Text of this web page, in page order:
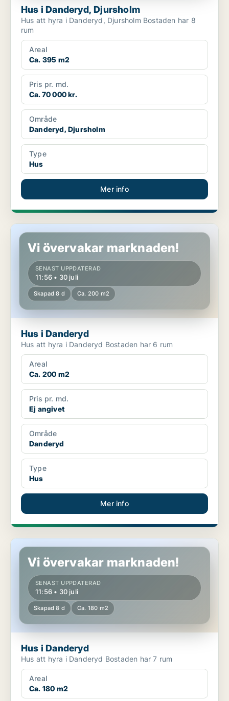
Hus i Danderyd, Djursholm
Hus att hyra i Danderyd, Djursholm Bostaden har 8
rum
Areal
Ca. 395 m2
Pris pr. md.
Ca. 70 000 kr.
Område
Danderyd, Djursholm
Type
Hus
Mer info
Hus i Danderyd
Vi övervakar marknaden!
SENAST UPPDATERAD
11:56 • 30 juli
Skapad 8 d Ca. 200 m2
Hus i Danderyd
Hus att hyra i Danderyd Bostaden har 6 rum
Areal
Ca. 200 m2
Pris pr. md.
Ej angivet
Område
Danderyd
Type
Hus
Mer info
Hus i Danderyd
Vi övervakar marknaden!
SENAST UPPDATERAD
11:56 • 30 juli
Skapad 8 d Ca. 180 m2
Hus i Danderyd
Hus att hyra i Danderyd Bostaden har 7 rum
Areal
Ca. 180 m2